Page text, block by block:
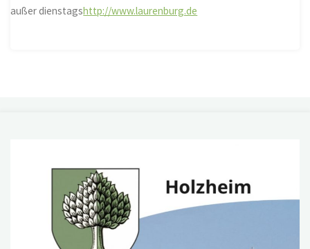
außer dienstagshttp://www.laurenburg.de